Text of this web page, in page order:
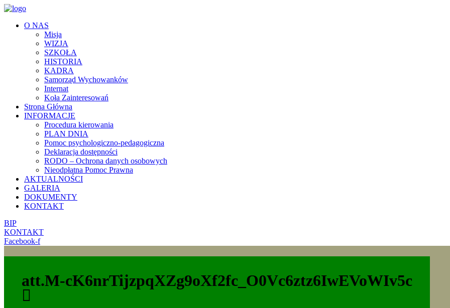
O NAS
Misja
WIZJA
SZKOŁA
HISTORIA
KADRA
Samorząd Wychowanków
Internat
Koła Zainteresowań
Strona Główna
INFORMACJE
Procedura kierowania
PLAN DNIA
Pomoc psychologiczno-pedagogiczna
Deklaracja dostępności
RODO – Ochrona danych osobowych
Nieodpłatna Pomoc Prawna
AKTUALNOŚCI
GALERIA
DOKUMENTY
KONTAKT
BIP
KONTAKT
Facebook-f
att.M-cK6nrTijzpqXZg9oXf2fc_O0Vc6ztz6IwEVoWIv5c